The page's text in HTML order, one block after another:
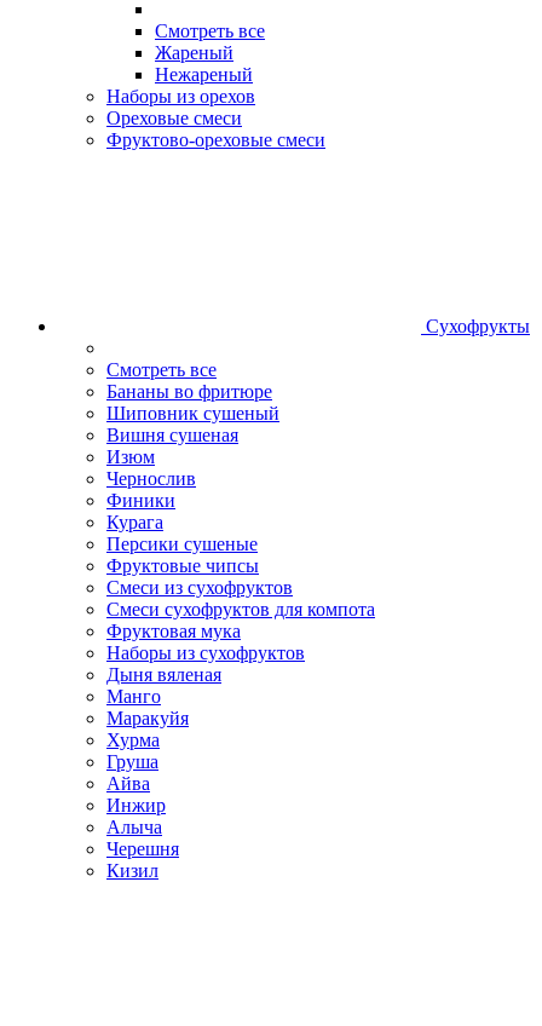
Смотреть все
Жареный
Нежареный
Наборы из орехов
Ореховые смеси
Фруктово-ореховые смеси
Сухофрукты
Смотреть все
Бананы во фритюре
Шиповник сушеный
Вишня сушеная
Изюм
Чернослив
Финики
Курага
Персики сушеные
Фруктовые чипсы
Смеси из сухофруктов
Смеси сухофруктов для компота
Фруктовая мука
Наборы из сухофруктов
Дыня вяленая
Манго
Маракуйя
Хурма
Груша
Айва
Инжир
Алыча
Черешня
Кизил